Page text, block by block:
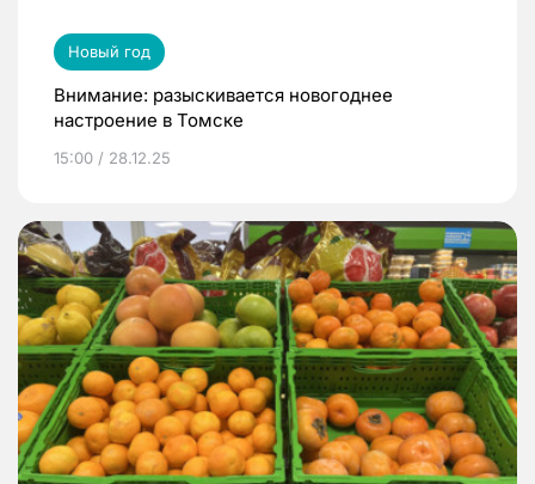
Новый год
Внимание: разыскивается новогоднее
настроение в Томске
15:00 / 28.12.25